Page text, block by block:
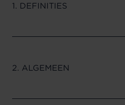
1. DEFINITIES
2. ALGEMEEN